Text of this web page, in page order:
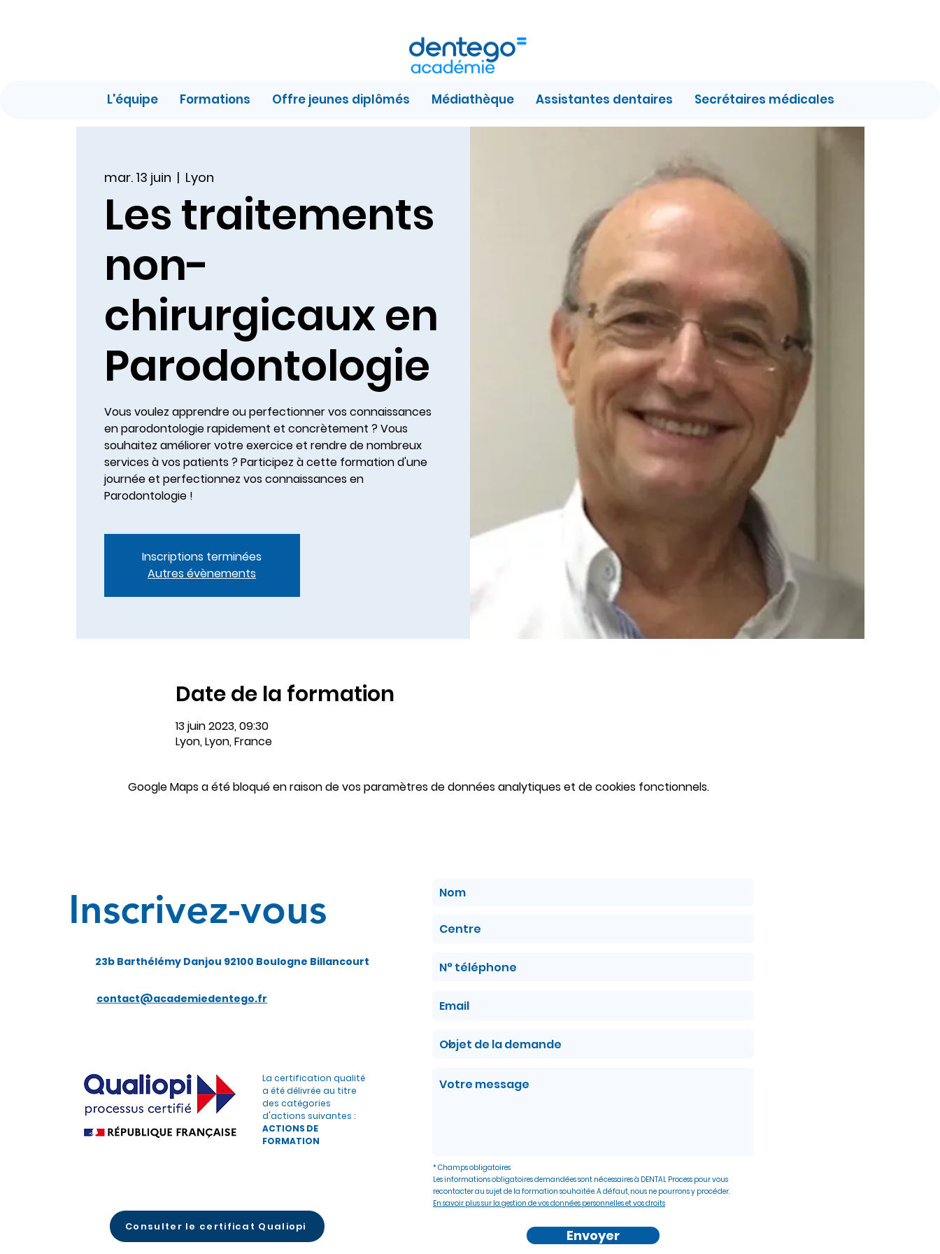
L'équipe Formations Offre jeunes diplômés Médiathèque Assistantes dentaires Secrétaires médicales
mar. 13 juin
  |
Lyon
Les traitements
non-
chirurgicaux en
Parodontologie
Vous voulez apprendre ou perfectionner vos connaissances
en parodontologie rapidement et concrètement ? Vous
souhaitez améliorer votre exercice et rendre de nombreux
services à vos patients ? Participez à cette formation d'une
journée et perfectionnez vos connaissances en
Parodontologie !
Inscriptions terminées
Autres évènements
Date de la formation
13 juin 2023, 09:30
Lyon, Lyon, France
Google Maps a été bloqué en raison de vos paramètres de données analytiques et de cookies fonctionnels.
Inscrivez-vous
23b Barthélémy Danjou 92100 Boulogne Billancourt
contact@academiedentego.fr
La certification qualité
a été délivrée au titre
des catégories
d'actions suivantes :
ACTIONS DE
FORMATION
Consulter le certificat Qualiopi
* Champs obligatoires
Les informations obligatoires demandées sont nécessaires à DENTAL Process pour vous
recontacter au sujet de la formation souhaitée. A défaut, nous ne pourrons y procéder.
En savoir plus sur la gestion de vos données personnelles et vos droits
Envoyer